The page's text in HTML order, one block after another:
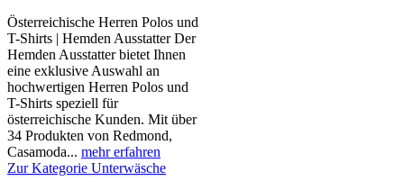
Österreichische Herren Polos und
T-Shirts | Hemden Ausstatter Der
Hemden Ausstatter bietet Ihnen
eine exklusive Auswahl an
hochwertigen Herren Polos und
T-Shirts speziell für
österreichische Kunden. Mit über
34 Produkten von Redmond,
Casamoda... mehr erfahren
Zur Kategorie Unterwäsche